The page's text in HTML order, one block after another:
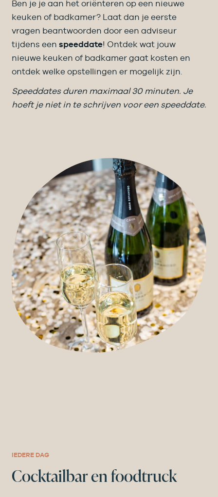
Ben je je aan het oriënteren op een nieuwe
keuken of badkamer? Laat dan je eerste
vragen beantwoorden door een adviseur
tijdens een speeddate! Ontdek wat jouw
nieuwe keuken of badkamer gaat kosten en
ontdek welke opstellingen er mogelijk zijn.
Speeddates duren maximaal 30 minuten. Je
hoeft je niet in te schrijven voor een speeddate.
IEDERE DAG
Cocktailbar en foodtruck